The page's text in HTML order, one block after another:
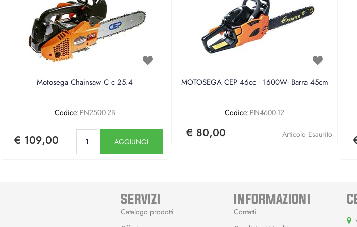
Motosega Chainsaw C c 25.4
Codice: PN2500-2B
€ 109,00 AGGIUNGI
MOTOSEGA CEP 46cc - 1600W- Barra 45cm
Codice: PN4600-12
€ 80,00 Articolo Esaurito
SERVIZI
Catalogo prodotti
INFORMAZIONI
Contatti